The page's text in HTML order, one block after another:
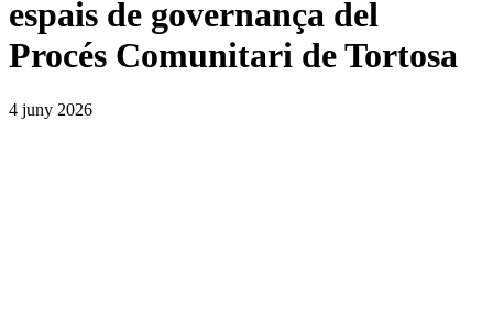
espais de governança del
Procés Comunitari de Tortosa
4 juny 2026